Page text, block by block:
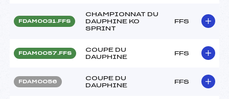
FDAM0031.FFS
CHAMPIONNAT DU
DAUPHINE KO
SPRINT
FFS
FDAM0057.FFS
COUPE DU
DAUPHINE
FFS
FDAM0056
COUPE DU
DAUPHINE
FFS